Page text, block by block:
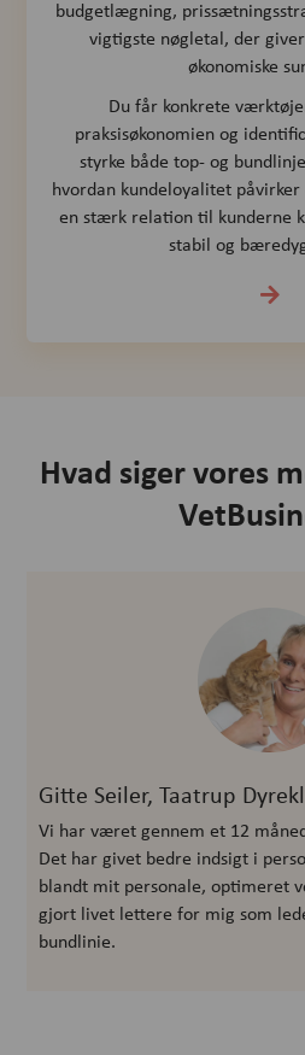
budgetlægning,
vigtigste nøgletal, der
økonomiske
Du får konkrete
praksisøkonomien og
styrke både top- og
hvordan kundeloyalitet
en stærk relation til kunderne
stabil og
Hvad siger vores
Gitte Seiler, Taatrup
Vi har været gennem et 12
Det har givet bedre indsigt i
blandt mit personale, optimeret
gjort livet lettere for mig som
bundlinie.